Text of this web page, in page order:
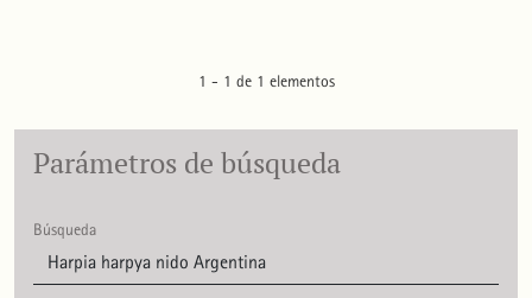
1 - 1 de 1 elementos
Parámetros de búsqueda
Búsqueda